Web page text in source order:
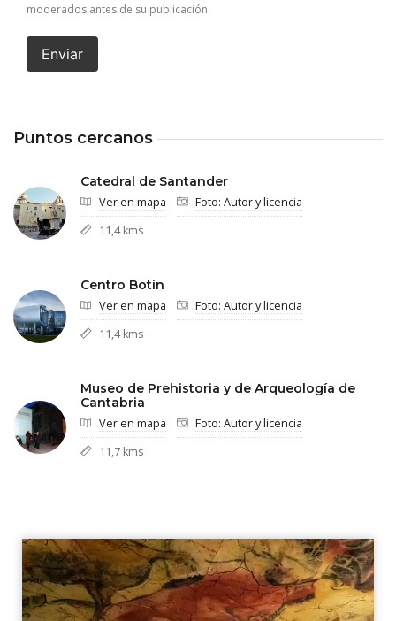
moderados antes de su publicación.
Enviar
Puntos cercanos
Catedral de Santander
Ver en mapa
Foto: Autor y licencia
11,4 kms
Centro Botín
Ver en mapa
Foto: Autor y licencia
11,4 kms
Museo de Prehistoria y de Arqueología de
Cantabria
Ver en mapa
Foto: Autor y licencia
11,7 kms